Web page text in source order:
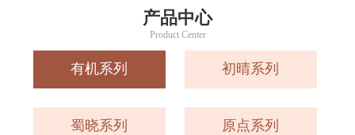
产品中心
Product Center
有机系列 初晴系列
蜀晓系列 原点系列